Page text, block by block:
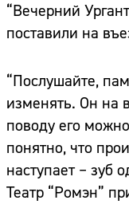
“Вечерний
поставили на
“Послушайте,
изменять. Он на
поводу его
понятно, что
наступает – зуб
Театр “Ромэн”